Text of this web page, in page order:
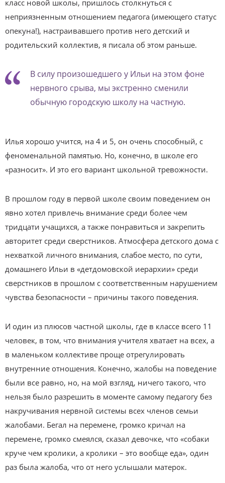
класс новой школы, пришлось столкнуться с
неприязненным отношением педагога (имеющего статус
опекуна!), настраивавшего против него детский и
родительский коллектив, я писала об этом раньше.
В силу произошедшего у Ильи на этом фоне
нервного срыва, мы экстренно сменили
обычную городскую школу на частную.
Илья хорошо учится, на 4 и 5, он очень способный, с
феноменальной памятью. Но, конечно, в школе его
«разносит». И это его вариант школьной тревожности.
В прошлом году в первой школе своим поведением он
явно хотел привлечь внимание среди более чем
тридцати учащихся, а также понравиться и закрепить
авторитет среди сверстников. Атмосфера детского дома с
нехваткой личного внимания, слабое место, по сути,
домашнего Ильи в «детдомовской иерархии» среди
сверстников в прошлом с соответственным нарушением
чувства безопасности – причины такого поведения.
И один из плюсов частной школы, где в классе всего 11
человек, в том, что внимания учителя хватает на всех, а
в маленьком коллективе проще отрегулировать
внутренние отношения. Конечно, жалобы на поведение
были все равно, но, на мой взгляд, ничего такого, что
нельзя было разрешить в моменте самому педагогу без
накручивания нервной системы всех членов семьи
жалобами. Бегал на перемене, громко кричал на
перемене, громко смеялся, сказал девочке, что «собаки
круче чем кролики, а кролики – это вообще еда», один
раз была жалоба, что от него услышали матерок.